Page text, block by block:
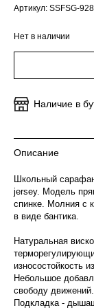
Артикул: SSFSG-
Нет в наличии
Наличие в
Описание
Школьный
jersey. Модель
спинке. Молния с
в виде бантика.
Натуральная
износостойкость
Небольшое
свободу движений.
Подкладка -